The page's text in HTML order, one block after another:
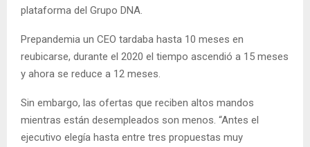
plataforma del Grupo DNA.
Prepandemia un CEO tardaba hasta 10 meses en
reubicarse, durante el 2020 el tiempo ascendió a 15 meses
y ahora se reduce a 12 meses.
Sin embargo, las ofertas que reciben altos mandos
mientras están desempleados son menos. “Antes el
ejecutivo elegía hasta entre tres propuestas muy